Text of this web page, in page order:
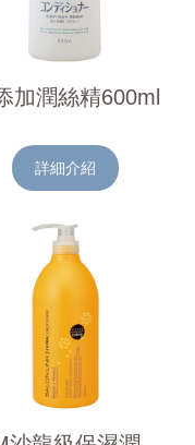
加潤絲精600ml
詳細介紹